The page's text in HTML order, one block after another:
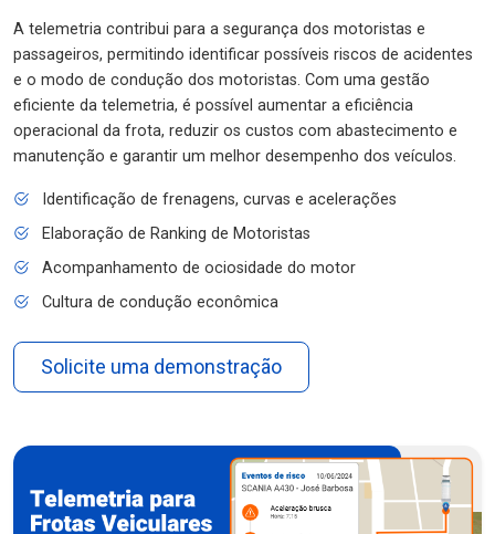
A telemetria contribui para a segurança dos motoristas e
passageiros, permitindo identificar possíveis riscos de acidentes
e o modo de condução dos motoristas. Com uma gestão
eficiente da telemetria, é possível aumentar a eficiência
operacional da frota, reduzir os custos com abastecimento e
manutenção e garantir um melhor desempenho dos veículos.
Identificação de frenagens, curvas e acelerações
Elaboração de Ranking de Motoristas
Acompanhamento de ociosidade do motor
Cultura de condução econômica
Solicite uma demonstração